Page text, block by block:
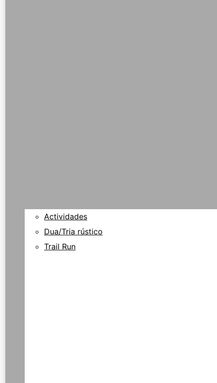
Actividades
Dua/Tria rústico
Trail Run